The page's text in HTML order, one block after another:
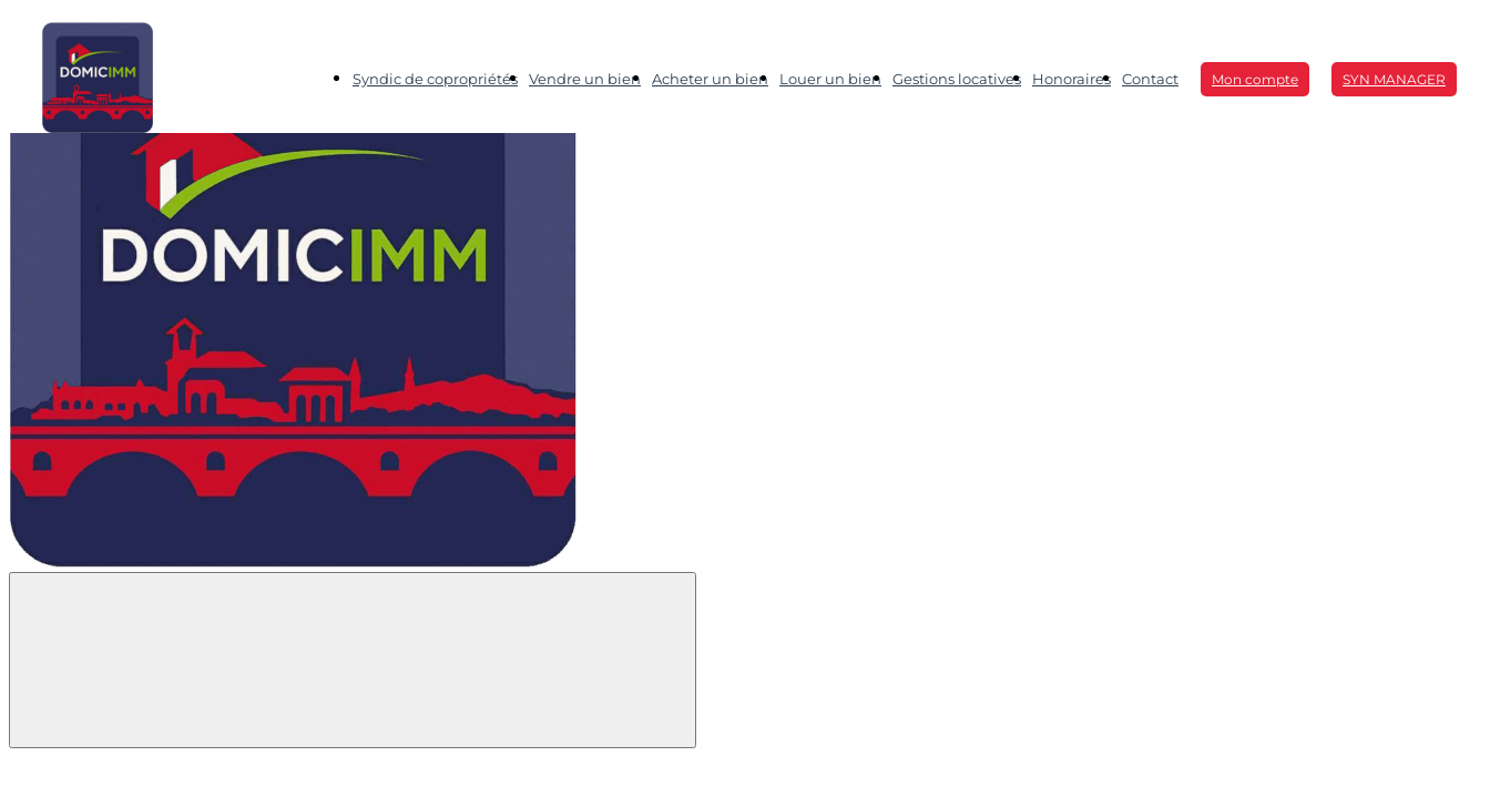
Syndic de copropriétés Vendre un bien Acheter un bien Louer un bien Gestions locatives Honoraires Contact Mon compte SYN MANAGER
Domicimm, Agence Immobilière et Syndic de copropriétés à Toulouse
T3/4 CARNOT/SAINT GEORGES
T3/4 CARNOT/SAINT GEORGES